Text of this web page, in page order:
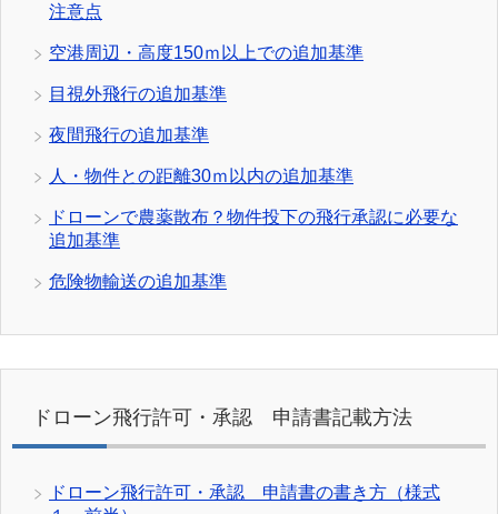
注意点
空港周辺・高度150ｍ以上での追加基準
目視外飛行の追加基準
夜間飛行の追加基準
人・物件との距離30ｍ以内の追加基準
ドローンで農薬散布？物件投下の飛行承認に必要な
追加基準
危険物輸送の追加基準
ドローン飛行許可・承認 申請書記載方法
ドローン飛行許可・承認 申請書の書き方（様式